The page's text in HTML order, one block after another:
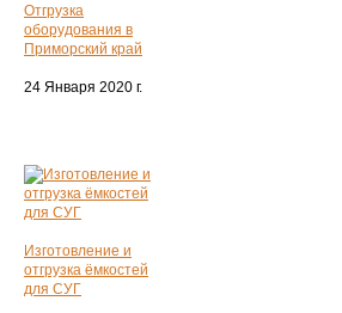
Отгрузка
оборудования в
Приморский край
24 Января 2020 г.
Изготовление и
отгрузка ёмкостей
для СУГ